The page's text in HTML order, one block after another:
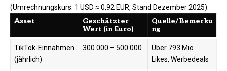
(Umrechnungskurs: 1 USD ≈ 0,92 EUR, Stand Dezember 2025).​
Asset
Geschätzter
Wert (in Euro)
Quelle/Bemerku
ng ​
TikTok-Einnahmen
(jährlich)
300.000 – 500.000
Über 793 Mio.
Likes, Werbedeals